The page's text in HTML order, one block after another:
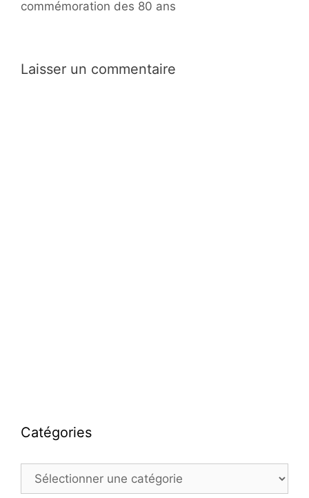
commémoration des 80 ans
Laisser un commentaire
Catégories
Catégories